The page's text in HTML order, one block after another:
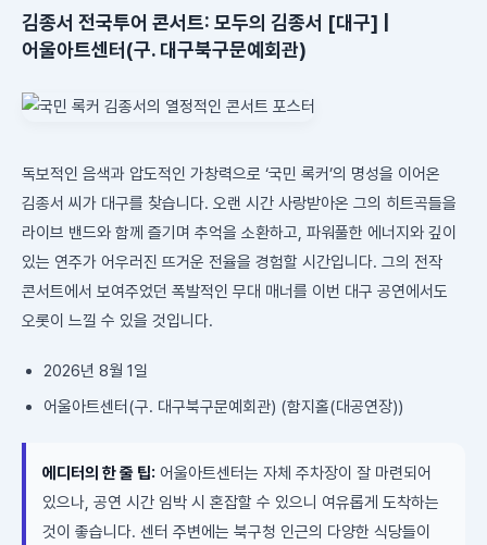
김종서 전국투어 콘서트: 모두의 김종서 [대구] |
어울아트센터(구. 대구북구문예회관)
독보적인 음색과 압도적인 가창력으로 ‘국민 록커’의 명성을 이어온
김종서 씨가 대구를 찾습니다. 오랜 시간 사랑받아온 그의 히트곡들을
라이브 밴드와 함께 즐기며 추억을 소환하고, 파워풀한 에너지와 깊이
있는 연주가 어우러진 뜨거운 전율을 경험할 시간입니다. 그의 전작
콘서트에서 보여주었던 폭발적인 무대 매너를 이번 대구 공연에서도
오롯이 느낄 수 있을 것입니다.
2026년 8월 1일
어울아트센터(구. 대구북구문예회관) (함지홀(대공연장))
에디터의 한 줄 팁: 어울아트센터는 자체 주차장이 잘 마련되어
있으나, 공연 시간 임박 시 혼잡할 수 있으니 여유롭게 도착하는
것이 좋습니다. 센터 주변에는 북구청 인근의 다양한 식당들이